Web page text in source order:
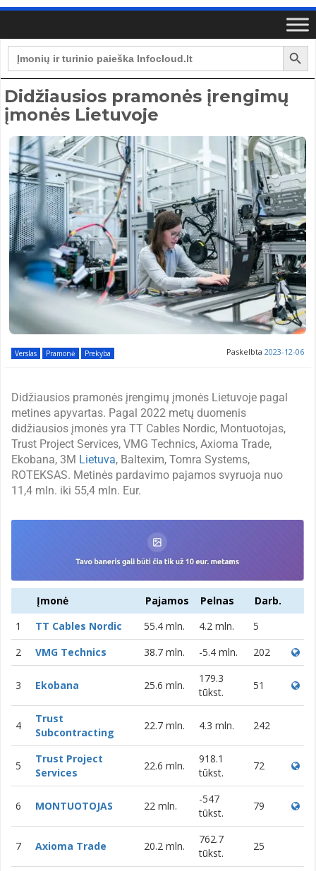
Search
for:
Search Button
Didžiausios pramonės įrengimų
įmonės Lietuvoje
Verslas Pramonė Prekyba Paskelbta 2023-12-06
Didžiausios pramonės įrengimų įmonės Lietuvoje pagal
metines apyvartas. Pagal 2022 metų duomenis
didžiausios įmonės yra TT Cables Nordic, Montuotojas,
Trust Project Services, VMG Technics, Axioma Trade,
Ekobana, 3M Lietuva, Baltexim, Tomra Systems,
ROTEKSAS. Metinės pardavimo pajamos svyruoja nuo
11,4 mln. iki 55,4 mln. Eur.
Įmonė Pajamos Pelnas
Darb.
1
TT Cables Nordic 55.4 mln. 4.2 mln.
5
2
VMG Technics 38.7 mln. -5.4 mln. 202
3 Ekobana 25.6 mln.
179.3
tūkst.
51
4
Trust
Subcontracting
22.7 mln. 4.3 mln. 242
5
Trust Project
Services
22.6 mln.
918.1
tūkst.
72
6 MONTUOTOJAS 22 mln.
-547
tūkst.
79
7 Axioma Trade 20.2 mln.
762.7
tūkst.
25